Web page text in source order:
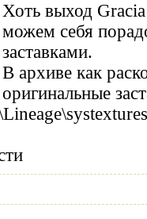
Хоть выход
можем себя
заставками.
В архиве как
оригинальные